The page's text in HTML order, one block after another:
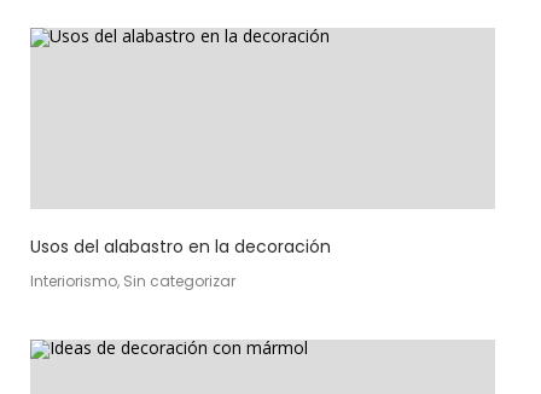
Usos del alabastro en la decoración
Interiorismo, Sin categorizar